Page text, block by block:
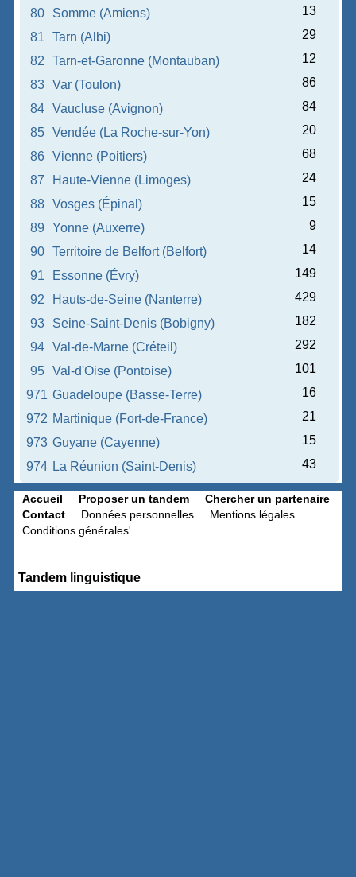
80
Somme (Amiens)
13
81
Tarn (Albi)
29
82
Tarn-et-Garonne (Montauban)
12
83
Var (Toulon)
86
84
Vaucluse (Avignon)
84
85
Vendée (La Roche-sur-Yon)
20
86
Vienne (Poitiers)
68
87
Haute-Vienne (Limoges)
24
88
Vosges (Épinal)
15
89
Yonne (Auxerre)
9
90
Territoire de Belfort (Belfort)
14
91
Essonne (Évry)
149
92
Hauts-de-Seine (Nanterre)
429
93
Seine-Saint-Denis (Bobigny)
182
94
Val-de-Marne (Créteil)
292
95
Val-d'Oise (Pontoise)
101
971 Guadeloupe (Basse-Terre)
16
972 Martinique (Fort-de-France)
21
973 Guyane (Cayenne)
15
974 La Réunion (Saint-Denis) 43
Accueil Proposer un tandem
Chercher un partenaire
Contact
Données personnelles
Mentions légales
Conditions générales'
Tandem linguistique